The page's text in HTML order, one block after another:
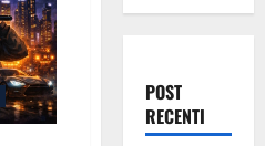
POST
RECENTI